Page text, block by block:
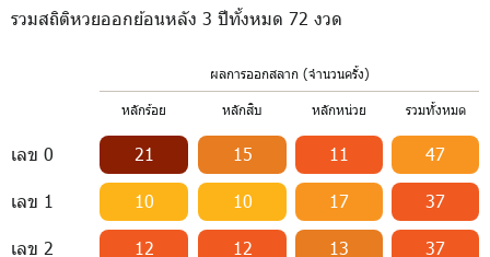
รวมสถิติหวยออกย้อนหลัง 3 ปีทั้งหมด 72 งวด
ผลการออกสลาก (จำนวนครั้ง)
หลักร้อย หลักสิบ หลักหน่วย รวมทั้งหมด
เลข 0 21 15 11 47
เลข 1 10 10 17 37
เลข 2 12 12 13 37